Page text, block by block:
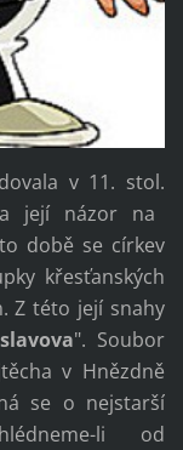
v 11. stol.
její názor na
době se církev
křesťanských
Z této její snahy
". Soubor
v Hnězdně
se o nejstarší
li od